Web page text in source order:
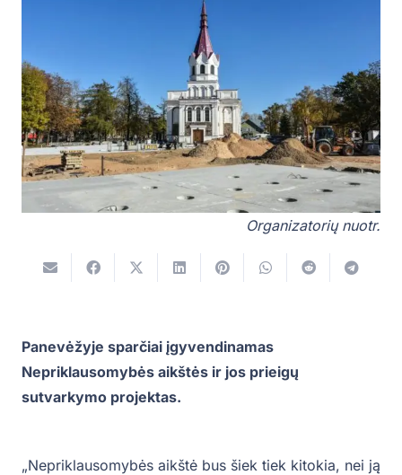
Organizatorių nuotr.
Panevėžyje sparčiai įgyvendinamas
Nepriklausomybės aikštės ir jos prieigų
sutvarkymo projektas.
„Nepriklausomybės aikštė bus šiek tiek kitokia, nei ją